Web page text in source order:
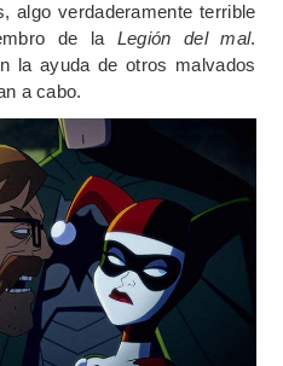
algo verdaderamente terrible
de la Legión del mal.
la ayuda de otros malvados
a cabo.